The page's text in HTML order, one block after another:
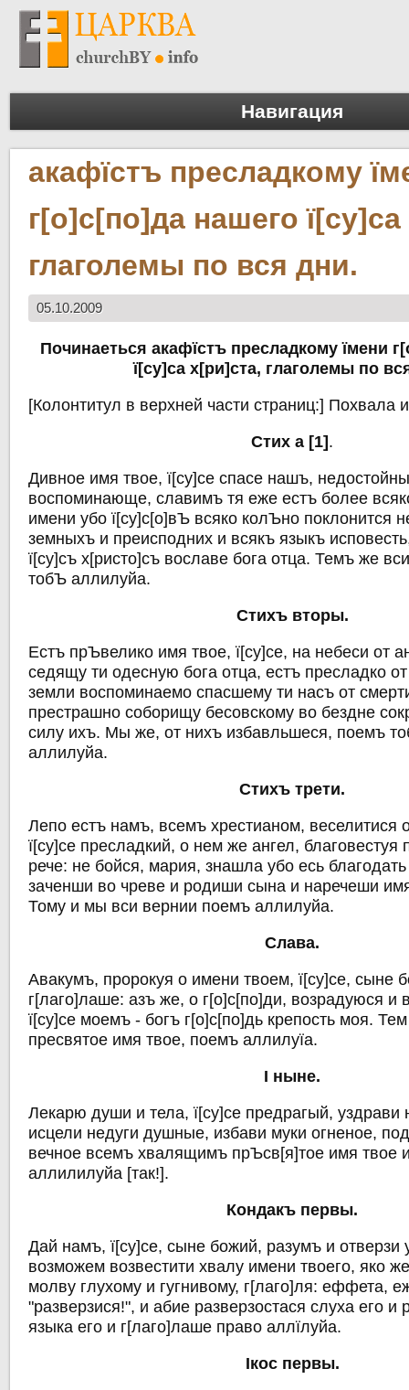
Навигация
акафїстъ пресладкому
г[о]с[по]да нашего
глаголемы по вся дни.
05.10.2009
Починаеться акафїстъ пресладкому їмени
ї[су]са х[ри]ста, глаголемы по
[Колонтитул в верхней части страниц:] Похвала
Стих а [1] .
Дивное имя твое, ї[су]се спасе нашъ,
воспоминающе, славимъ тя еже естъ более
имени убо ї[су]с[о]вЪ всяко колЪно поклонится
земныхъ и преисподних и всякъ языкъ
ї[су]съ х[ристо]съ вославе бога отца. Темъ же
тобЪ аллилуйа.
Стихъ вторы.
Естъ прЪвелико имя твое, ї[су]се, на небеси от
седящу ти одесную бога отца, естъ пресладко
земли воспоминаемо спасшему ти насъ от
престрашно соборищу бесовскому во бездне
силу ихъ. Мы же, от нихъ избавльшеся, поемъ
аллилуйа.
Стихъ трети.
Лепо естъ намъ, всемъ хрестианом, веселитися
ї[су]се пресладкий, о нем же ангел, благовестуя
рече: не бойся, мария, знашла убо есь благодать
заченши во чреве и родиши сына и наречеши
Тому и мы вси вернии поемъ аллилуйа.
Слава.
Авакумъ, пророкуя о имени твоем, ї[су]се, сыне
г[лаго]лаше: азъ же, о г[о]с[по]ди, возрадуюся и
ї[су]се моемъ - богъ г[о]с[по]дь крепость моя.
пресвятое имя твое, поемъ аллилуїа.
I ныне.
Лекарю души и тела, ї[су]се предрагый,
исцели недуги душные, избави муки огненое,
вечное всемъ хвалящимъ прЪсв[я]тое имя
аллилилуйа [так!].
Кондакъ первы.
Дай намъ, ї[су]се, сыне божий, разумъ и отверзи
возможем возвестити хвалу имени твоего, яко
молву глухому и гугнивому, г[лаго]ля: еффета,
"разверзися!", и абие разверзостася слуха его
языка его и г[лаго]лаше право аллїлуйа.
Iкос первы.